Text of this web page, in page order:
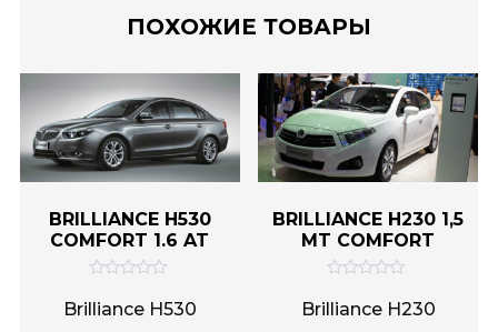
ПОХОЖИЕ ТОВАРЫ
BRILLIANCE H530
COMFORT 1.6 AT
ц
е
Brilliance H530
BRILLIANCE H230 1,5
MT COMFORT
ц
е
Brilliance H230